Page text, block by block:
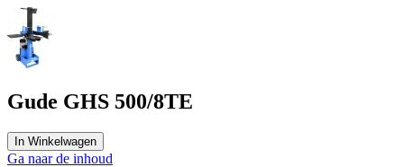
Gude GHS 500/8TE
In Winkelwagen
Ga naar de inhoud